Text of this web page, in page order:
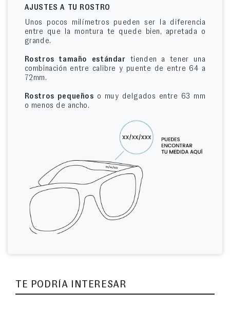
AJUSTES A TU ROSTRO
Unos pocos milímetros pueden ser la diferencia
entre que la montura te quede bien, apretada o
grande.
Rostros tamaño estándar tienden a tener una
combinación entre calibre y puente de entre 64 a
72mm.
Rostros pequeños o muy delgados entre 63 mm
o menos de ancho.
TE PODRÍA INTERESAR